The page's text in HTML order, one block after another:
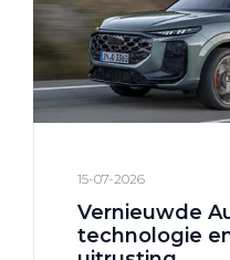
15-07-2026
Vernieuwde
technologie